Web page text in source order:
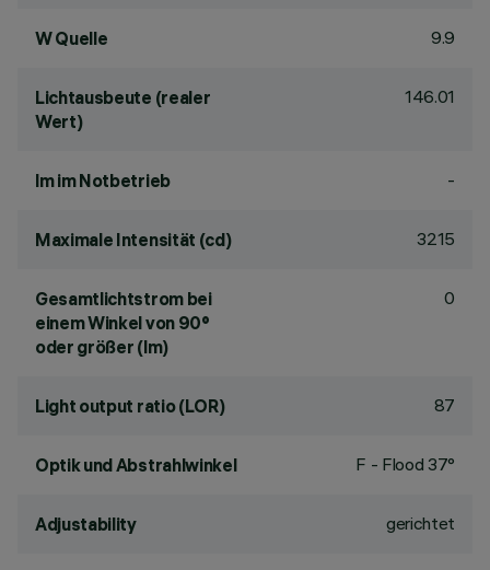
W Quelle 9.9
Lichtausbeute (realer
Wert)
146.01
lm im Notbetrieb -
Maximale Intensität (cd) 3215
Gesamtlichtstrom bei
einem Winkel von 90°
oder größer (lm)
0
Light output ratio (LOR) 87
Optik und Abstrahlwinkel F - Flood 37°
Adjustability gerichtet